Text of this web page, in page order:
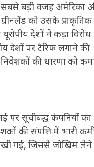
सबसे बड़ी वजह अमेरिका
ग्रीनलैंड को उसके प्राकृतिक
देशों ने कड़ा विरोध
देशों पर टैरिफ लगाने की
की धारणा को
पर सूचीबद्ध कंपनियों
की संपत्ति में भारी
गई, जिससे जोखिम लेने